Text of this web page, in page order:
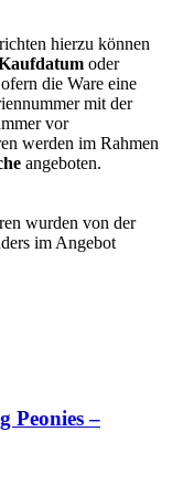
hierzu können
oder
die Ware eine
mit der
vor
werden im Rahmen
angeboten.
wurden von der
im Angebot
Peonies –